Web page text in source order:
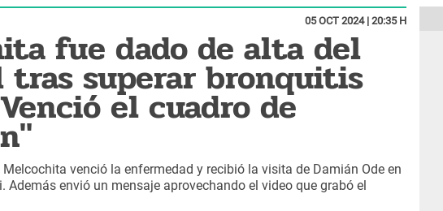
05 OCT 2024 | 20:35 H
fue dado de alta del
superar bronquitis
el cuadro de
venció la enfermedad y recibió la visita de Damián Ode en
Además envió un mensaje aprovechando el video que grabó el